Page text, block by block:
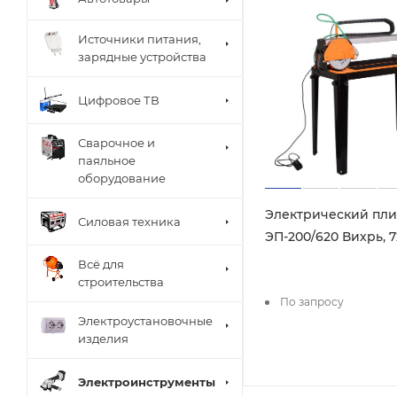
Электрический
ЭП-200/620 Вихрь,
По запросу
Источники питания,
зарядные устройства
Цифровое ТВ
Сварочное и
паяльное
оборудование
Силовая техника
Всё для
строительства
Электроустановочные
изделия
Электроинструменты